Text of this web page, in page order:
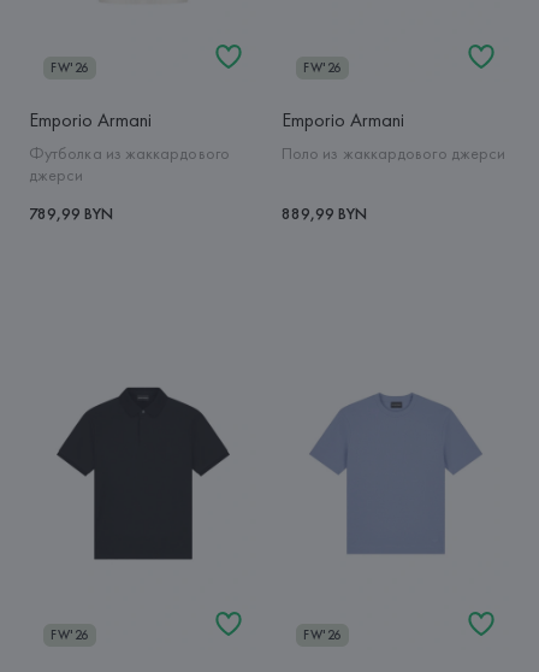
FW'26
Emporio Armani
Футболка из жаккардового
джерси
789,99 BYN
FW'26
Emporio Armani
Поло из жаккардового джерси
889,99 BYN
FW'26 FW'26